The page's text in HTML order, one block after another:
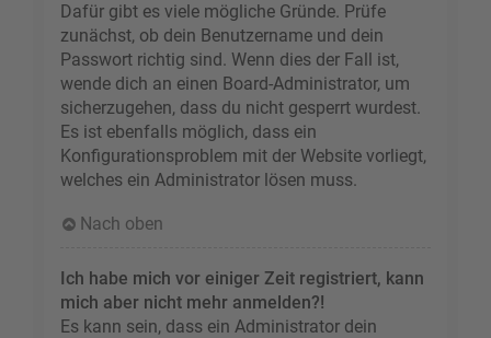
Dafür gibt es viele mögliche Gründe. Prüfe
zunächst, ob dein Benutzername und dein
Passwort richtig sind. Wenn dies der Fall ist,
wende dich an einen Board-Administrator, um
sicherzugehen, dass du nicht gesperrt wurdest.
Es ist ebenfalls möglich, dass ein
Konfigurationsproblem mit der Website vorliegt,
welches ein Administrator lösen muss.
Nach oben
Ich habe mich vor einiger Zeit registriert, kann
mich aber nicht mehr anmelden?!
Es kann sein, dass ein Administrator dein